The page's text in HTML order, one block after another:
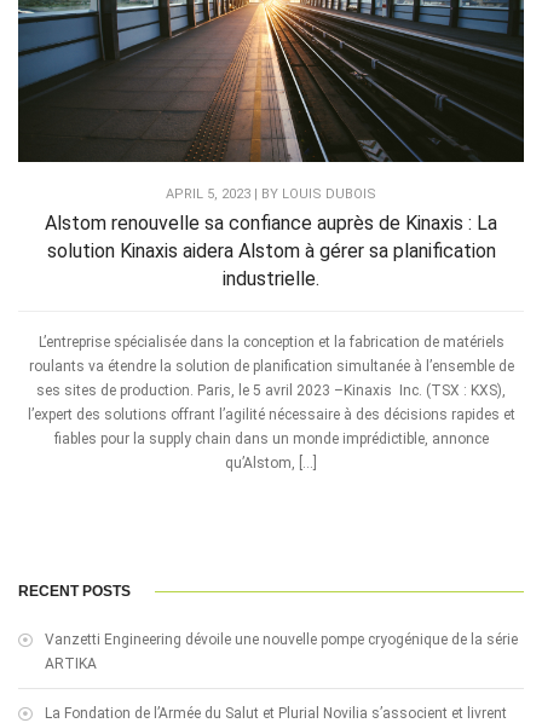
APRIL 5, 2023 | BY LOUIS DUBOIS
Alstom renouvelle sa confiance auprès de Kinaxis : La
solution Kinaxis aidera Alstom à gérer sa planification
industrielle.
L’entreprise spécialisée dans la conception et la fabrication de matériels
roulants va étendre la solution de planification simultanée à l’ensemble de
ses sites de production. Paris, le 5 avril 2023 –Kinaxis Inc. (TSX : KXS),
l’expert des solutions offrant l’agilité nécessaire à des décisions rapides et
fiables pour la supply chain dans un monde imprédictible, annonce
qu’Alstom, […]
RECENT POSTS
Vanzetti Engineering dévoile une nouvelle pompe cryogénique de la série
ARTIKA
La Fondation de l’Armée du Salut et Plurial Novilia s’associent et livrent